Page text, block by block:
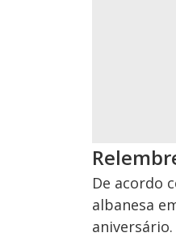
De acordo
albanesa